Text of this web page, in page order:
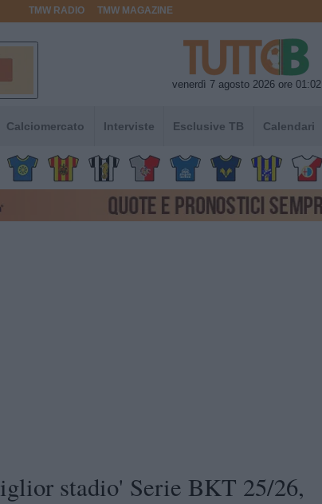
TMW RADIO TMW MAGAZINE
venerdì 7 agosto 2026 ore 01:02
Calciomercato Interviste Esclusive TB Calendari
stadio' Serie BKT 25/26,